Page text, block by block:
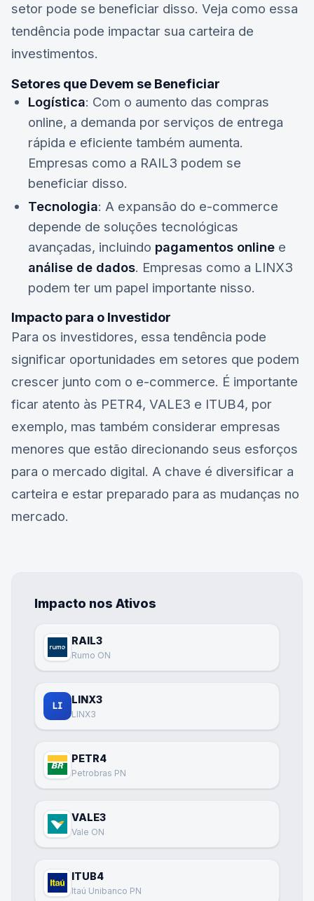
setor pode se beneficiar disso. Veja como essa
tendência pode impactar sua carteira de
investimentos.
Setores que Devem se Beneficiar
Logística: Com o aumento das compras
online, a demanda por serviços de entrega
rápida e eficiente também aumenta.
Empresas como a RAIL3 podem se
beneficiar disso.
Tecnologia: A expansão do e-commerce
depende de soluções tecnológicas
avançadas, incluindo pagamentos online e
análise de dados. Empresas como a LINX3
podem ter um papel importante nisso.
Impacto para o Investidor
Para os investidores, essa tendência pode
significar oportunidades em setores que podem
crescer junto com o e-commerce. É importante
ficar atento às PETR4, VALE3 e ITUB4, por
exemplo, mas também considerar empresas
menores que estão direcionando seus esforços
para o mercado digital. A chave é diversificar a
carteira e estar preparado para as mudanças no
mercado.
Impacto nos Ativos
RAIL3
Rumo ON
LI
LINX3
LINX3
PETR4
Petrobras PN
VALE3
Vale ON
ITUB4
Itaú Unibanco PN